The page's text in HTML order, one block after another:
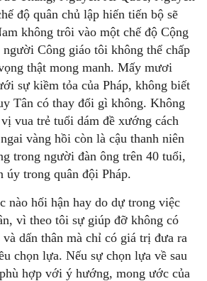
độ quân chủ lập hiến tiến bộ sẽ
không trôi vào một chế độ Cộng
Công giáo tôi không thể chấp
thật mong manh. Mấy mươi
sự kiềm tỏa của Pháp, không biết
Tân có thay đổi gì không. Không
vua trẻ tuổi dám đề xướng cách
vàng hồi còn là cậu thanh niên
trong người đàn ông trên 40 tuổi,
úy trong quân đội Pháp.
nào hối hận hay do dự trong việc
vì theo tôi sự giúp đỡ không có
dấn thân mà chỉ có giá trị đưa ra
chọn lựa. Nếu sự chọn lựa về sau
hợp với ý hướng, mong ước của